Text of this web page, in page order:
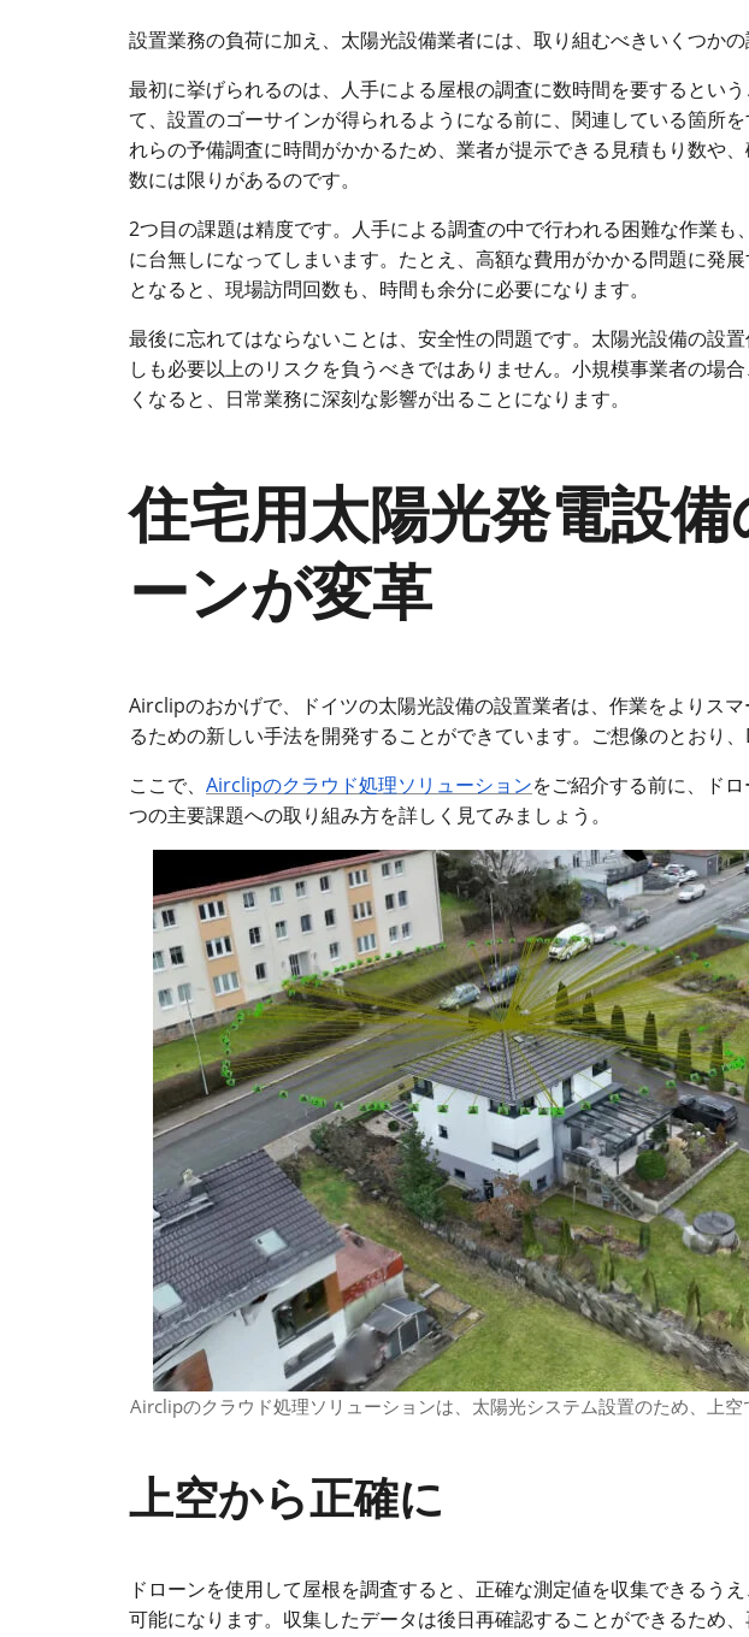
設置業務の負荷に加え、太陽光設備業者には、取り組むべきいくつか
最初に挙げられるのは、人手による屋根の調査に数時間を要するとい
て、設置のゴーサインが得られるようになる前に、関連している箇所
れらの予備調査に時間がかかるため、業者が提示できる見積もり数や
数には限りがあるのです。
2つ目の課題は精度です。人手による調査の中で行われる困難な作業
に台無しになってしまいます。たとえ、高額な費用がかかる問題に発
となると、現場訪問回数も、時間も余分に必要になります。
最後に忘れてはならないことは、安全性の問題です。太陽光設備の設
しも必要以上のリスクを負うべきではありません。小規模事業者の場
くなると、日常業務に深刻な影響が出ることになります。
住宅用太陽光発電設
ーンが変革
Airclipのおかげで、ドイツの太陽光設備の設置業者は、作業をよりス
るための新しい手法を開発することができています。ご想像のとおり
ここで、 Airclipのクラウド処理ソリューションをご紹介する前に、ド
つの主要課題への取り組み方を詳しく見てみましょう。
Airclipのクラウド処理ソリューションは、太陽光システム設置のため、上空
上空から正確に
ドローンを使用して屋根を調査すると、正確な測定値を収集できるう
可能になります。収集したデータは後日再確認することができるため